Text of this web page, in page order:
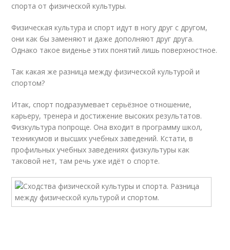
спорта от физической культуры.
Физическая культура и спорт идут в ногу друг с другом,
они как бы заменяют и даже дополняют друг друга.
Однако такое виденье этих понятий лишь поверхностное.
Так какая же разница между физической культурой и
спортом?
Итак, спорт подразумевает серьёзное отношение,
карьеру, тренера и достижение высоких результатов.
Физкультура попроще. Она входит в программу школ,
техникумов и высших учебных заведений. Кстати, в
профильных учебных заведениях физкультуры как
таковой нет, там речь уже идёт о спорте.